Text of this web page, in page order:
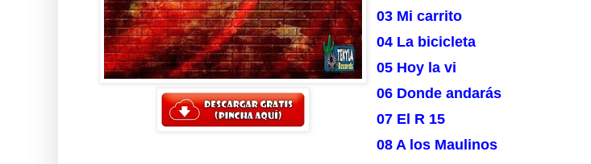
03 Mi carrito
04 La bicicleta
05 Hoy la vi
06 Donde andarás
07 El R 15
08 A los Maulinos